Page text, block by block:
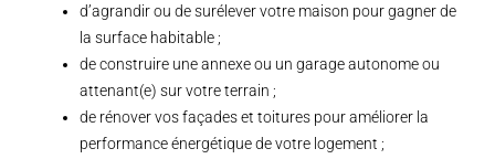
d’agrandir ou de surélever votre maison pour gagner de
la surface habitable ;
de construire une annexe ou un garage autonome ou
attenant(e) sur votre terrain ;
de rénover vos façades et toitures pour améliorer la
performance énergétique de votre logement ;